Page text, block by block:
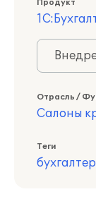
Продукт
Отрасль /
Салоны
Теги